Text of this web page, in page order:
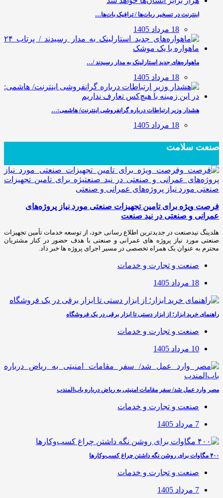
اینترنت در تسخیر ربات‌ها / ترافیک بات‌ها…
18 مرداد 1405
ماهواره‌های جدید استارلینک به مدار رسیدند /…
18 مرداد 1405
هشدار وزیر ارتباطات درباره گرانفروشی اینترنت/ هاشمی:…
18 مرداد 1405
صنعت سلامت
فرصت ویژه برای تامین تجهیزات صنعتی مورد نیاز پروژه‌های
عمرانی و صنعتی در نید صنعت
هلدینگ نیدصنعت در جدیدترین اطلاع رسانی خود، از توسعه خدمات تأمین تجهیزات
صنعتی مورد نیاز پروژه های عمرانی و صنعتی با هدف حضور در کنار مشتریان
محترم به عنوان یک همراه تخصصی در مسیر اجرای پروژه ها خبر داد.
صنعت و تجارت و خدمات
18 مرداد 1405
راهنمای خرید ابزار؛ از ابزار دستی تا ابزار برقی در یک فروشگاه
صنعت و تجارت و خدمات
10 مرداد 1405
مصر وارد عمل شد/ سفر مقامات امنیتی به ریاض درباره باب‌المندب
صنعت و تجارت و خدمات
7 مرداد 1405
۴۰۰ مگاوات برای روشن نگه داشتن چراغ کسب‌وکار‌ها
صنعت و تجارت و خدمات
7 مرداد 1405